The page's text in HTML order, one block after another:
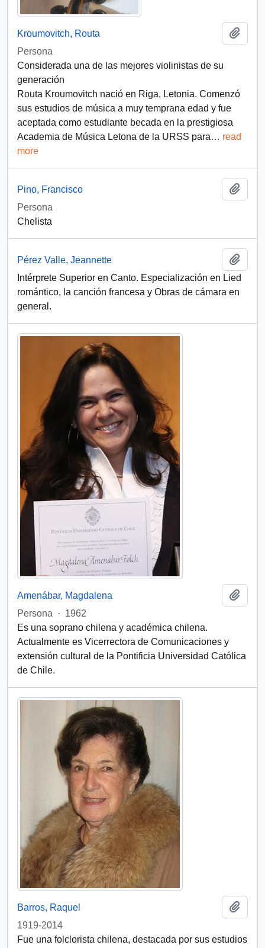
Kroumovitch, Routa
Persona
Considerada una de las mejores violinistas de su
generación
Routa Kroumovitch nació en Riga, Letonia. Comenzó
sus estudios de música a muy temprana edad y fue
aceptada como estudiante becada en la prestigiosa
Academia de Música Letona de la URSS para… read
more
Pino, Francisco
Persona
Chelista
Pérez Valle, Jeannette
Intérprete Superior en Canto. Especialización en Lied
romántico, la canción francesa y Obras de cámara en
general.
Amenábar, Magdalena
Persona
· 1962
Es una soprano chilena y académica chilena.
Actualmente es Vicerrectora de Comunicaciones y
extensión cultural de la Pontificia Universidad Católica
de Chile.
Barros, Raquel
1919-2014
Fue una folclorista chilena, destacada por sus estudios